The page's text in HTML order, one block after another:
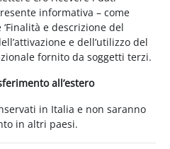
informativa – come
e descrizione del
e dell’utilizzo del
fornito da soggetti terzi.
all’estero
in Italia e non saranno
in altri paesi.